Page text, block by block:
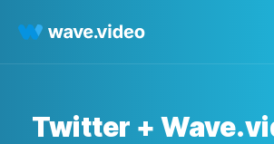
Twitter +